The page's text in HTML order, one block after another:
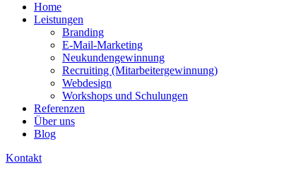
Home
Leistungen
Branding
E-Mail-Marketing
Neukundengewinnung
Recruiting (Mitarbeitergewinnung)
Webdesign
Workshops und Schulungen
Referenzen
Über uns
Blog
Kontakt